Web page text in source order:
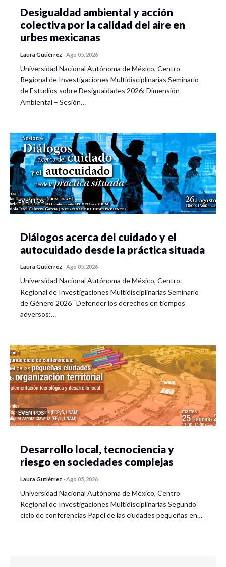
Desigualdad ambiental y acción
colectiva por la calidad del aire en
urbes mexicanas
Laura Gutiérrez -Ago 05, 2026
Universidad Nacional Autónoma de México, Centro
Regional de Investigaciones Multidisciplinarias Seminario
de Estudios sobre Desigualdades 2026: Dimensión
Ambiental – Sesión…
EVENTOS
Diálogos acerca del cuidado y el
autocuidado desde la práctica situada
Laura Gutiérrez -Ago 05, 2026
Universidad Nacional Autónoma de México, Centro
Regional de Investigaciones Multidisciplinarias Seminario
de Género 2026 “Defender los derechos en tiempos
adversos:…
EVENTOS
Desarrollo local, tecnociencia y
riesgo en sociedades complejas
Laura Gutiérrez -Ago 05, 2026
Universidad Nacional Autónoma de México, Centro
Regional de Investigaciones Multidisciplinarias Segundo
ciclo de conferencias Papel de las ciudades pequeñas en…